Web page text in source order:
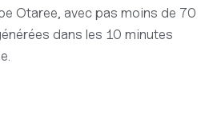
Otaree, avec pas moins de 70
dans les 10 minutes